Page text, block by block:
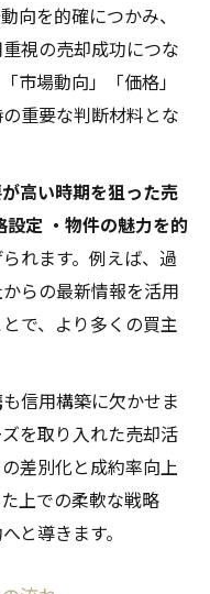
向を的確につかみ、
視の売却成功につな
市場動向」「価格」
重要な判断材料とな
が高い時期を狙った売
設定 ・物件の魅力を的
れます。例えば、過
らの最新情報を活用
で、より多くの買主
も信用構築に欠かせま
を取り入れた売却活
差別化と成約率向上
上での柔軟な戦略
と導きます。